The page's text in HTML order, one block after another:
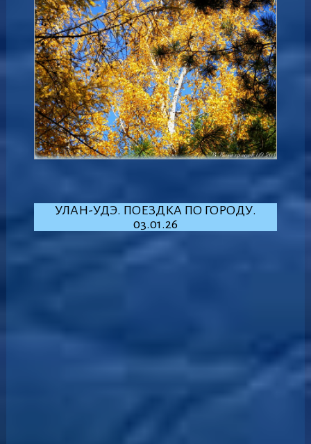
УЛАН-УДЭ. ПОЕЗДКА ПО ГОРОДУ.
03.01.26